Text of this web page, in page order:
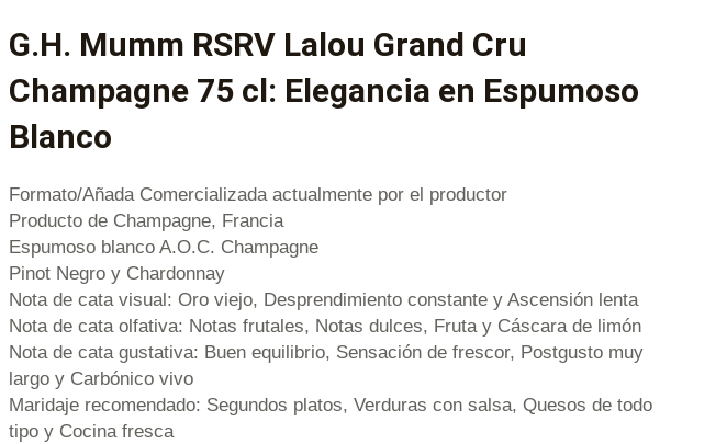
G.H. Mumm RSRV Lalou Grand Cru
Champagne 75 cl: Elegancia en Espumoso
Blanco
Formato/Añada Comercializada actualmente por el productor
Producto de Champagne, Francia
Espumoso blanco A.O.C. Champagne
Pinot Negro y Chardonnay
Nota de cata visual: Oro viejo, Desprendimiento constante y Ascensión lenta
Nota de cata olfativa: Notas frutales, Notas dulces, Fruta y Cáscara de limón
Nota de cata gustativa: Buen equilibrio, Sensación de frescor, Postgusto muy
largo y Carbónico vivo
Maridaje recomendado: Segundos platos, Verduras con salsa, Quesos de todo
tipo y Cocina fresca